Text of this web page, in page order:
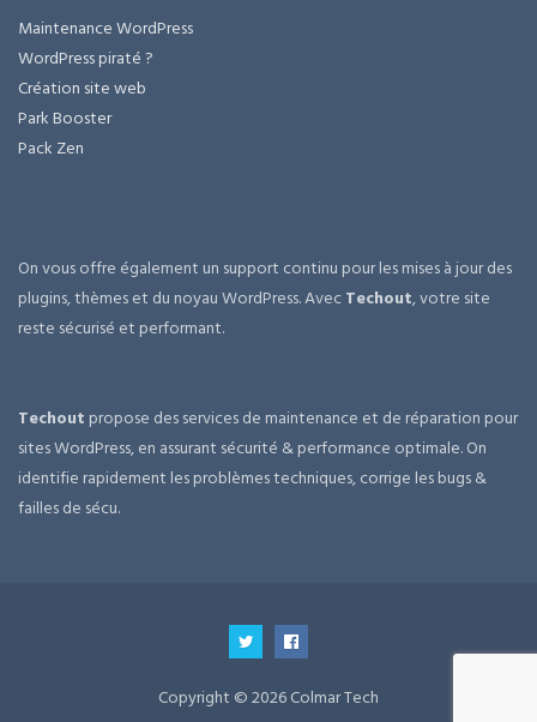
Maintenance WordPress
WordPress piraté ?
Création site web
Park Booster
Pack Zen
On vous offre également un support continu pour les mises à jour des
plugins, thèmes et du noyau WordPress. AvecTechout, votre site
reste sécurisé et performant.
Techout propose des services de maintenance et de réparation pour
sites WordPress, en assurant sécurité & performance optimale. On
identifie rapidement les problèmes techniques, corrige les bugs &
failles de sécu.
Copyright © 2026 Colmar Tech